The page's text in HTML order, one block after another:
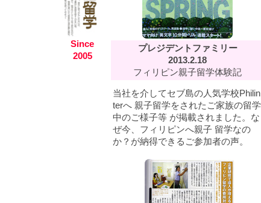
Since
2005
プレジデントファミリー
2013.2.18
フィリピン親子留学体験記
当社を介してセブ島の人気学校Philin
terへ 親子留学をされたご家族の留学
中のご様子等 が掲載されました。な
ぜ今、フィリピンへ親子 留学なの
か？が納得できるご参加者の声。